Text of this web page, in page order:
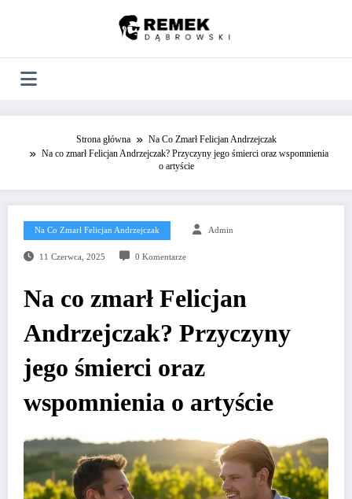
Strona główna
Na Co Zmarł Felicjan Andrzejczak
Na co zmarł Felicjan Andrzejczak? Przyczyny jego śmierci oraz wspomnienia
o artyście
Na Co Zmarł Felicjan Andrzejczak Admin
11 Czerwca, 2025 0 Komentarze
Na co zmarł Felicjan
Andrzejczak? Przyczyny
jego śmierci oraz
wspomnienia o artyście